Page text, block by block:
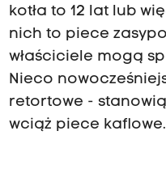
kotła to 12 lat lub
nich to piece
właściciele mogą
Nieco
retortowe - stanowią
wciąż piece kaflowe.